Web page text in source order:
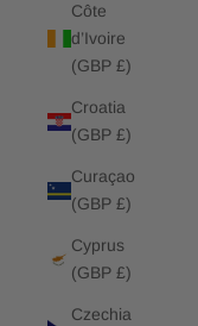
Côte
d’Ivoire
(GBP £)
Croatia
(GBP £)
Curaçao
(GBP £)
Cyprus
(GBP £)
Czechia